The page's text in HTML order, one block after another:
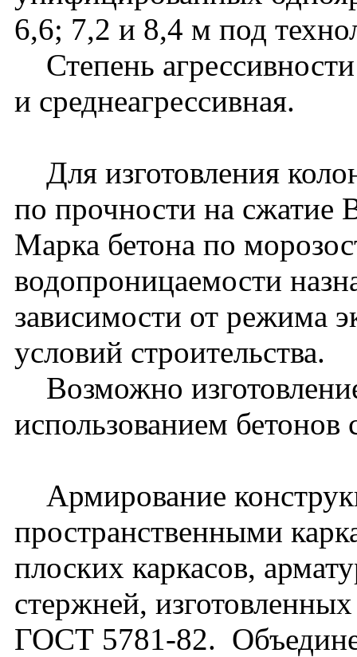
6,6; 7,2 и 8,4 м под
Степень
и среднеагрессивная.
Для изготовления
по прочности на сжатие
Марка бетона по
водопроницаемости
зависимости от режима
условий строительства.
Возможно
использованием
Армирование
пространственными
плоских каркасов,
стержней,
ГОСТ 5781-82.